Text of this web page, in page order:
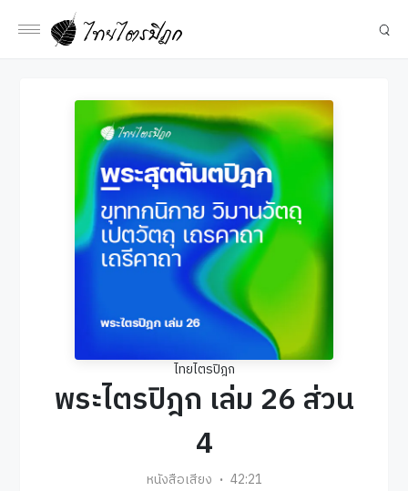
ไทยไตรปิฎก
พระไตรปิฎก เล่ม 26 ส่วน
4
หนังสือเสียง 42:21